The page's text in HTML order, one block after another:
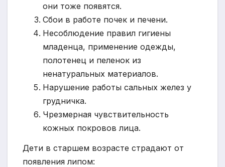
они тоже появятся.
Сбои в работе почек и печени.
Несоблюдение правил гигиены
младенца, применение одежды,
полотенец и пеленок из
ненатуральных материалов.
Нарушение работы сальных желез у
грудничка.
Чрезмерная чувствительность
кожных покровов лица.
Дети в старшем возрасте страдают от
появления липом: